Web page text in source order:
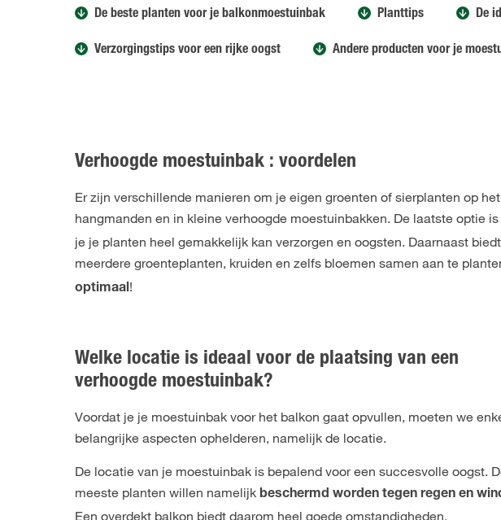
De beste planten voor je balkonmoestuinbak Planttips De
Verzorgingstips voor een rijke oogst Andere producten voor je
Verhoogde moestuinbak : voordelen
Er zijn verschillende manieren om je eigen groenten of sierplanten op
hangmanden en in kleine verhoogde moestuinbakken. De laatste optie
je je planten heel gemakkelijk kan verzorgen en oogsten. Daarnaast
meerdere groenteplanten, kruiden en zelfs bloemen samen aan te
optimaal!
Welke locatie is ideaal voor de plaatsing van een
verhoogde moestuinbak?
Voordat je je moestuinbak voor het balkon gaat opvullen, moeten we
belangrijke aspecten ophelderen, namelijk de locatie.
De locatie van je moestuinbak is bepalend voor een succesvolle oogst.
meeste planten willen namelijk beschermd worden tegen regen en
Een overdekt balkon biedt daarom heel goede omstandigheden.